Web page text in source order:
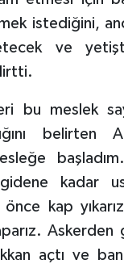
istediğini,
ve
bu meslek
belirten
kadar
önce kap
Askerden
açtı ve